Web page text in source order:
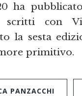
ha
scritti con
la sesta
primitivo.
PANZACCHI